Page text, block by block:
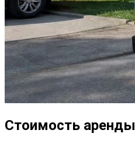
Стоимость аренды